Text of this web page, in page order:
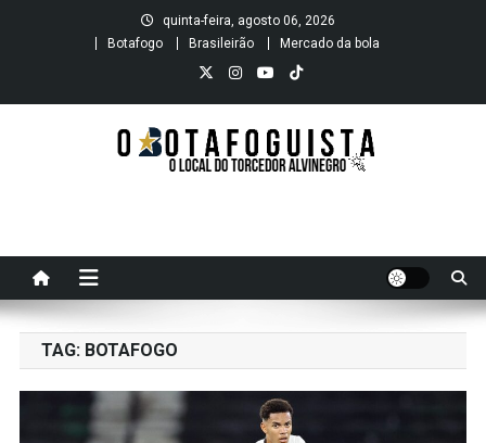
quinta-feira, agosto 06, 2026
Botafogo
Brasileirão Mercado da bola
TAG: BOTAFOGO